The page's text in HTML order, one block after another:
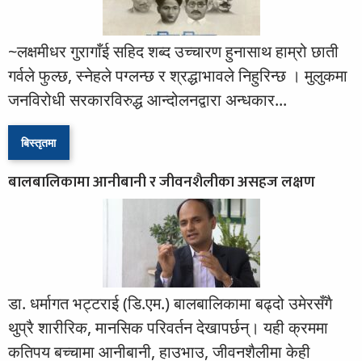
~लक्षमीधर गुरागाँई सहिद शब्द उच्चारण हुनासाथ हाम्रो छाती
गर्वले फुल्छ, स्नेहले पग्लन्छ र श्रद्धाभावले निहुरिन्छ । मुलुकमा
जनविरोधी सरकारविरुद्ध आन्दोलनद्वारा अन्धकार...
बिस्तृतमा
बालबालिकामा आनीबानी र जीवनशैलीका असहज लक्षण
डा. धर्मागत भट्टराई (डि.एम.) बालबालिकामा बढ्दो उमेरसँगै
थुप्रै शारीरिक, मानसिक परिवर्तन देखापर्छन्। यही क्रममा
कतिपय बच्चामा आनीबानी, हाउभाउ, जीवनशैलीमा केही